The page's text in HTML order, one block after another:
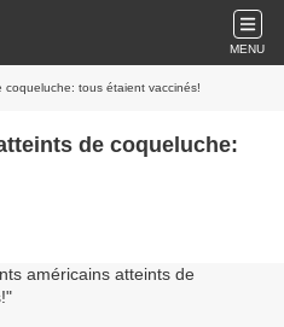
MENU
tous étaient vaccinés!
de coqueluche: